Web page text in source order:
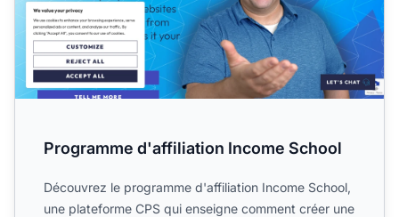
Programme d'affiliation Income School
Découvrez le programme d'affiliation Income School,
une plateforme CPS qui enseigne comment créer une